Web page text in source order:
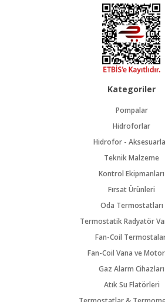
Kategoriler
Pompalar
Hidroforlar
Hidrofor -
Teknik Malzeme
Kontrol Ekipmanları
Fırsat Ürünleri
Oda Termostatları
Termostatik Radyatör
Fan-Coil
Fan-Coil Vana ve
Gaz Alarm Cihazları
Atık Su Flatörleri